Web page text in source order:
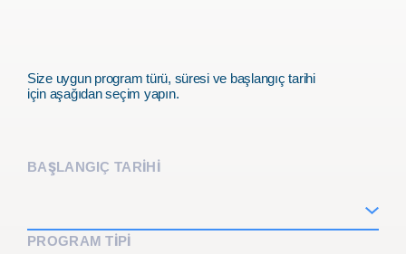
Size uygun program türü, süresi ve başlangıç tarihi
için aşağıdan seçim yapın.
BAŞLANGIÇ TARİHİ
PROGRAM TIPI